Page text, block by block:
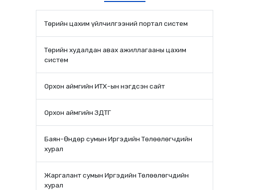
Төрийн цахим үйлчилгээний портал систем
Төрийн худалдан авах ажиллагааны цахим
систем
Орхон аймгийн ИТХ-ын нэгдсэн сайт
Орхон аймгийн ЗДТГ
Баян-Өндөр сумын Иргэдийн Төлөөлөгчдийн
хурал
Жаргалант сумын Иргэдийн Төлөөлөгчдийн
хурал